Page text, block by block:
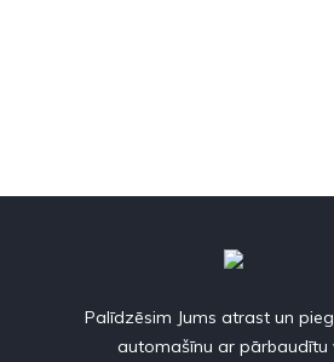
Palīdzēsim Jums atrast un
automašīnu ar pārbaudītu